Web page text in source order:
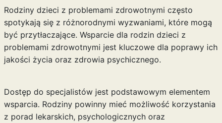
Rodziny dzieci z problemami zdrowotnymi często
spotykają się z różnorodnymi wyzwaniami, które mogą
być przytłaczające. Wsparcie dla rodzin dzieci z
problemami zdrowotnymi jest kluczowe dla poprawy ich
jakości życia oraz zdrowia psychicznego.
Dostęp do specjalistów jest podstawowym elementem
wsparcia. Rodziny powinny mieć możliwość korzystania
z porad lekarskich, psychologicznych oraz